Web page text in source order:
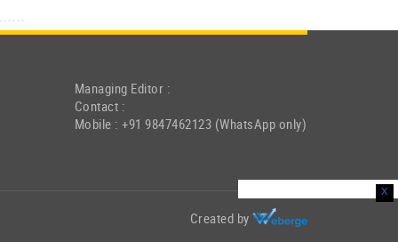
Managing Editor :
Contact :
Mobile : +91 9847462123 (WhatsApp only)
Created by
x